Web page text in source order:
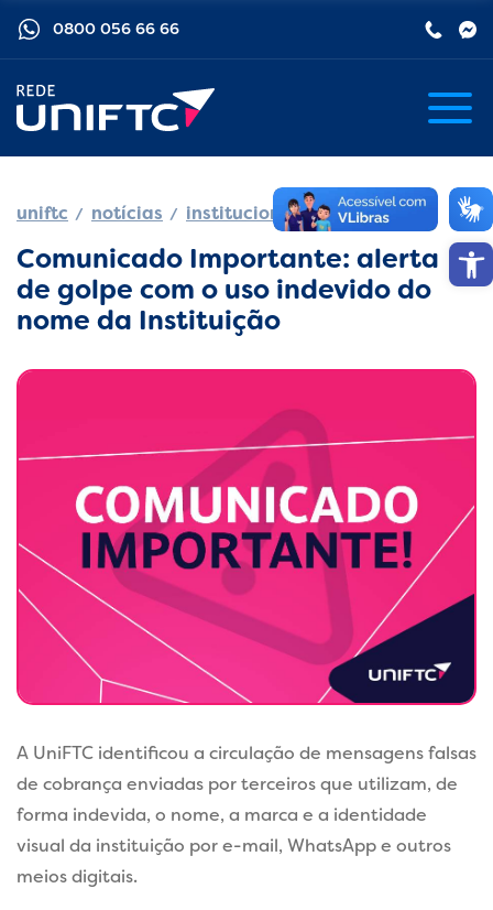
Barra
0800 056 66 66
uniftc notícias institucional
Comunicado Importante: alerta
de golpe com o uso indevido do
nome da Instituição
A UniFTC identificou a circulação de mensagens falsas
de cobrança enviadas por terceiros que utilizam, de
forma indevida, o nome, a marca e a identidade
visual da instituição por e-mail, WhatsApp e outros
meios digitais.